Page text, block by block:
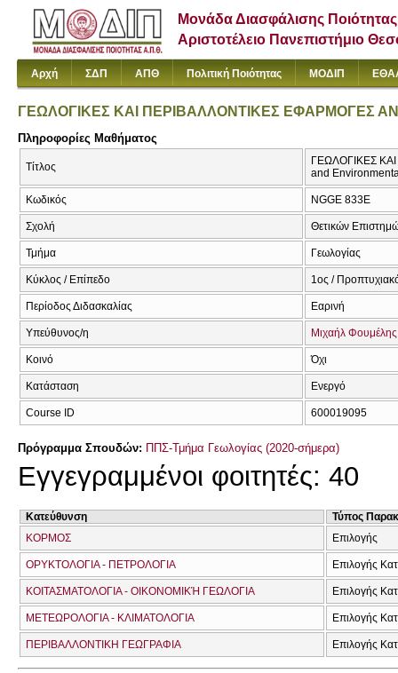
Μονάδα Διασφάλισης Ποιότητας
Αριστοτέλειο Πανεπιστήμιο
Αρχή ΣΔΠ ΑΠΘ Πολιτική Ποιότητας ΜΟΔΙΠ
ΓΕΩΛΟΓΙΚΕΣ ΚΑΙ ΠΕΡΙΒΑΛΛΟΝΤΙΚΕΣ ΕΦΑΡΜΟΓΕΣ
Πληροφορίες Μαθήματος
Τίτλος
ΓΕΩΛΟΓΙΚΕΣ
and
Κωδικός NGGΕ 833Ε
Σχολή Θετικών
Τμήμα Γεωλογίας
Κύκλος / Επίπεδο 1ος /
Περίοδος Διδασκαλίας Εαρινή
Υπεύθυνος/η Μιχαήλ Φουμέλης
Κοινό Όχι
Κατάσταση Ενεργό
Course ID 600019095
Πρόγραμμα Σπουδών: ΠΠΣ-Τμήμα Γεωλογίας (2020-σήμερα)
Εγγεγραμμένοι φοιτητές: 40
Κατεύθυνση
Τύπος
ΚΟΡΜΟΣ
Επιλογής
ΟΡΥΚΤΟΛΟΓΙΑ - ΠΕΤΡΟΛΟΓΙΑ Επιλογής
ΚΟΙΤΑΣΜΑΤΟΛΟΓΙΑ - ΟΙΚΟΝΟΜΙΚΉ ΓΕΩΛΟΓΙΑ Επιλογής
ΜΕΤΕΩΡΟΛΟΓΙΑ - ΚΛΙΜΑΤΟΛΟΓΙΑ Επιλογής
ΠΕΡΙΒΑΛΛΟΝΤΙΚΗ ΓΕΩΓΡΑΦΙΑ Επιλογής